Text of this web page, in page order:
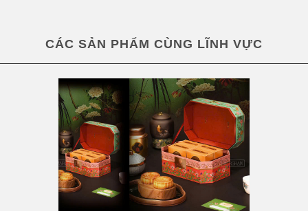
CÁC SẢN PHẨM CÙNG LĨNH VỰC